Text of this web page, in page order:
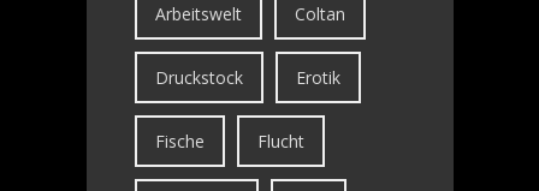
Arbeitswelt Coltan
Druckstock Erotik
Fische Flucht